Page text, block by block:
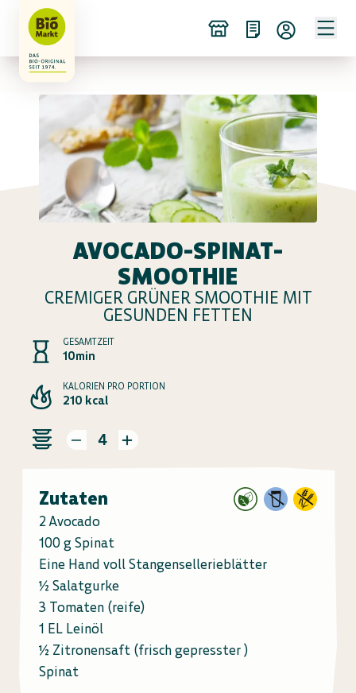
AVOCADO-SPINAT-
SMOOTHIE
CREMIGER GRÜNER SMOOTHIE MIT
GESUNDEN FETTEN
GESAMTZEIT
10min
KALORIEN PRO PORTION
210 kcal
4
Zutaten
2 Avocado
100 g Spinat
Eine Hand voll Stangensellerieblätter
½ Salatgurke
3 Tomaten (reife)
1 EL Leinöl
½ Zitronensaft (frisch gepresster )
Spinat